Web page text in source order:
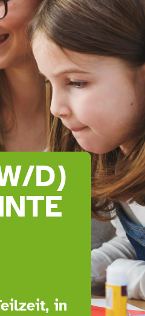
D)
in